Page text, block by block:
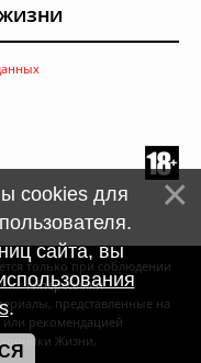
только при соблюдении
гиперссылки
представленные на
или рекомендацией
Жизни,
cookies для
сайта, вы
.